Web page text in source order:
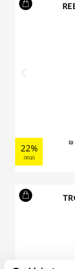
₪
22%
הנחה